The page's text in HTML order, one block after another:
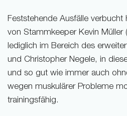
Feststehende Ausfälle verbucht
von Stammkeeper Kevin Müller
lediglich im Bereich des
und Christopher Negele, in
und so gut wie immer auch
wegen muskulärer Probleme
trainingsfähig.